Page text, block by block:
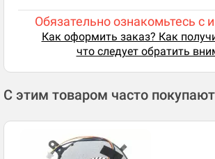
Обязательно ознакомьтесь с
Как оформить заказ? Как
что следует обратить
С этим товаром часто покупают